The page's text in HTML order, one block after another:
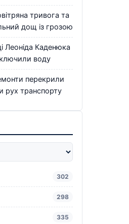
тривога та
дощ із грозою
Леоніда Каденюка
воду
перекрили
рух транспорту
302
298
335